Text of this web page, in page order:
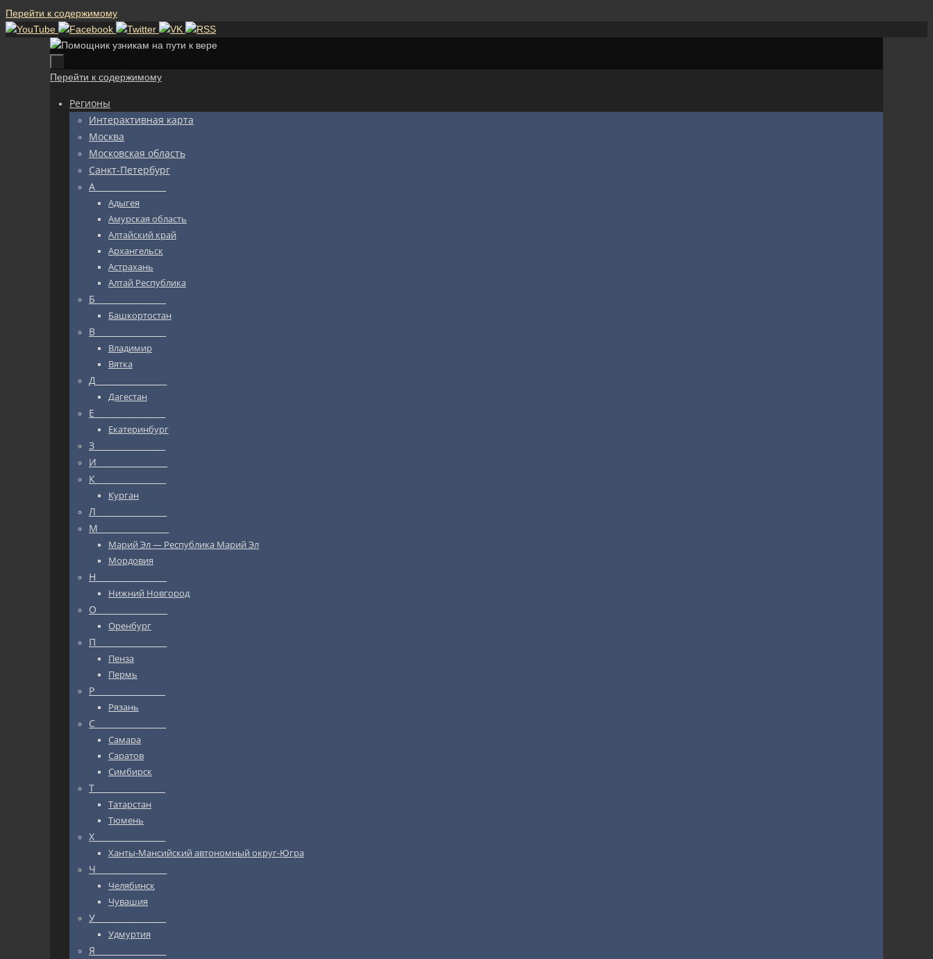
Перейти к содержимому
Перейти к содержимому
Регионы
Интерактивная карта
Москва
Московская область
Санкт-Петербург
А_________________
Адыгея
Амурская область
Алтайский край
Архангельск
Астрахань
Алтай Республика
Б_________________
Башкортостан
В_________________
Владимир
Вятка
Д_________________
Дагестан
Е_________________
Екатеринбург
З_________________
И_________________
К_________________
Курган
Л_________________
М_________________
Марий Эл — Республика Марий Эл
Мордовия
Н_________________
Нижний Новгород
О_________________
Оренбург
П_________________
Пенза
Пермь
Р_________________
Рязань
С_________________
Самара
Саратов
Симбирск
Т_________________
Татарстан
Тюмень
Х_________________
Ханты-Мансийский автономный округ-Югра
Ч_________________
Челябинск
Чувашия
У_________________
Удмуртия
Я_________________